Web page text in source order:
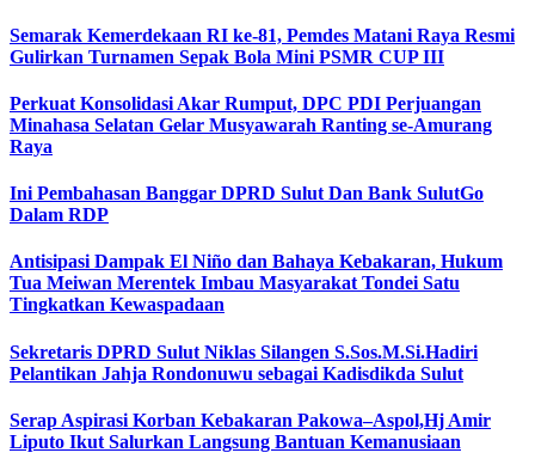
Semarak Kemerdekaan RI ke-81, Pemdes Matani Raya Resmi
Gulirkan Turnamen Sepak Bola Mini PSMR CUP III
Perkuat Konsolidasi Akar Rumput, DPC PDI Perjuangan
Minahasa Selatan Gelar Musyawarah Ranting se-Amurang
Raya
Ini Pembahasan Banggar DPRD Sulut Dan Bank SulutGo
Dalam RDP
Antisipasi Dampak El Niño dan Bahaya Kebakaran, Hukum
Tua Meiwan Merentek Imbau Masyarakat Tondei Satu
Tingkatkan Kewaspadaan
Sekretaris DPRD Sulut Niklas Silangen S.Sos.M.Si.Hadiri
Pelantikan Jahja Rondonuwu sebagai Kadisdikda Sulut
Serap Aspirasi Korban Kebakaran Pakowa–Aspol,Hj Amir
Liputo Ikut Salurkan Langsung Bantuan Kemanusiaan